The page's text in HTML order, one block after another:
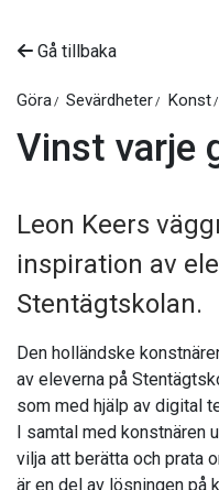
Gå tillbaka
Göra Sevärdheter Konst
Vinst varje
Leon Keers
inspiration av
Stentägtskolan.
Den holländske
av eleverna på
som med hjälp av digital
I samtal med
vilja att berätta och prata
är en del av lösningen på